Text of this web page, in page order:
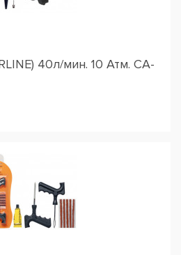
40л/мин. 10 Атм. CA-